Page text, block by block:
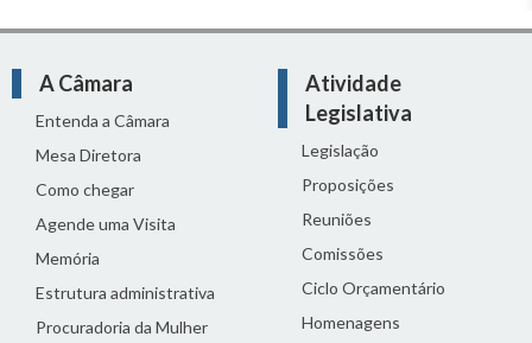
A Câmara
Entenda a Câmara
Mesa Diretora
Como chegar
Agende uma Visita
Memória
Estrutura administrativa
Procuradoria da Mulher
Atividade
Legislativa
Legislação
Proposições
Reuniões
Comissões
Ciclo Orçamentário
Homenagens